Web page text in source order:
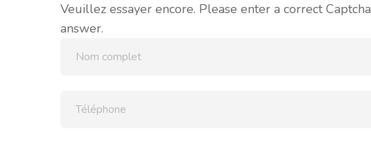
Veuillez essayer encore. Please enter a correct Captcha
answer.